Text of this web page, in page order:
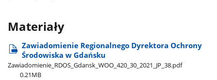
Materiały
Zawiadomienie Regionalnego Dyrektora Ochrony
Środowiska w Gdańsku
Zawiadomienie​_RDOS​_Gdansk​_WOO​_420​_30​_2021​_JP​_38.pdf
0.21MB